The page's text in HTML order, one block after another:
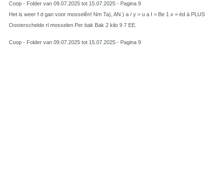
Coop - Folder van 09.07.2025 tot 15.07.2025 - Pagina 9
Het is weer f d gan voor mosselên! Nm Ta), AN ) a / y > u a I > Be 1 x = éd à PLUS
Oosterschelde rl mosselen Per bak Bak 2 kilo 9 7 EE.
Coop - Folder van 09.07.2025 tot 15.07.2025 - Pagina 9